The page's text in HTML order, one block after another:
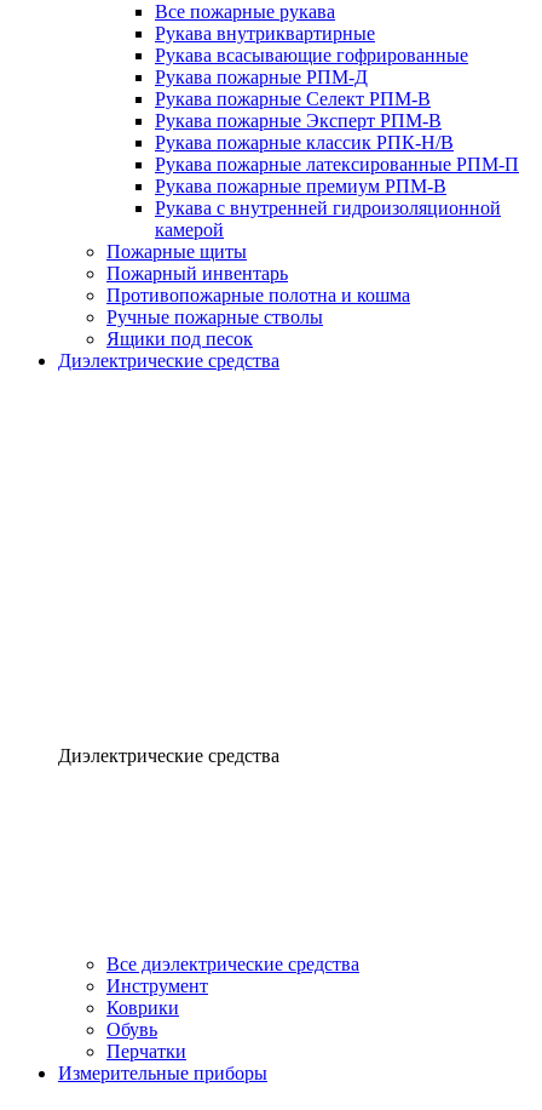
Все пожарные рукава
Рукава внутриквартирные
Рукава всасывающие гофрированные
Рукава пожарные РПМ-Д
Рукава пожарные Селект РПМ-В
Рукава пожарные Эксперт РПМ-В
Рукава пожарные классик РПК-Н/В
Рукава пожарные латексированные РПМ-П
Рукава пожарные премиум РПМ-В
Рукава с внутренней гидроизоляционной
камерой
Пожарные щиты
Пожарный инвентарь
Противопожарные полотна и кошма
Ручные пожарные стволы
Ящики под песок
Диэлектрические средства
Диэлектрические средства
Все диэлектрические средства
Инструмент
Коврики
Обувь
Перчатки
Измерительные приборы